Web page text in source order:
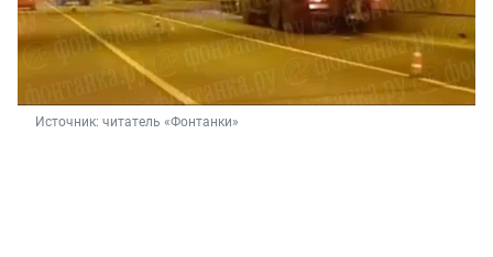
Источник: читатель «Фонтанки»